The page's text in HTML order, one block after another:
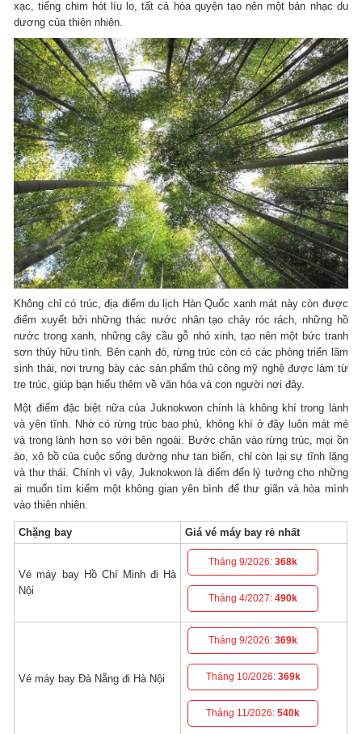
xạc, tiếng chim hót líu lo, tất cả hòa quyện tạo nên một bản nhạc du
dương của thiên nhiên.
Không chỉ có trúc, địa điểm du lịch Hàn Quốc xanh mát này còn được
điểm xuyết bởi những thác nước nhân tạo chảy róc rách, những hồ
nước trong xanh, những cây cầu gỗ nhỏ xinh, tạo nên một bức tranh
sơn thủy hữu tình. Bên cạnh đó, rừng trúc còn có các phòng triển lãm
sinh thái, nơi trưng bày các sản phẩm thủ công mỹ nghệ được làm từ
tre trúc, giúp bạn hiểu thêm về văn hóa và con người nơi đây.
Một điểm đặc biệt nữa của Juknokwon chính là không khí trong lành
và yên tĩnh. Nhờ có rừng trúc bao phủ, không khí ở đây luôn mát mẻ
và trong lành hơn so với bên ngoài. Bước chân vào rừng trúc, mọi ồn
ào, xô bồ của cuộc sống dường như tan biến, chỉ còn lại sự tĩnh lặng
và thư thái. Chính vì vậy, Juknokwon là điểm đến lý tưởng cho những
ai muốn tìm kiếm một không gian yên bình để thư giãn và hòa mình
vào thiên nhiên.
Chặng bay Giá vé máy bay rẻ nhất
Vé máy bay Hồ Chí Minh đi Hà
Nội
Tháng 9/2026:368k
Tháng 4/2027:490k
Vé máy bay Đà Nẵng đi Hà Nội
Tháng 9/2026:369k
Tháng 10/2026: 369k
Tháng 11/2026:540k